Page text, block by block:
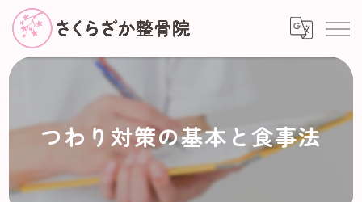
つわり対策の基本と食事法